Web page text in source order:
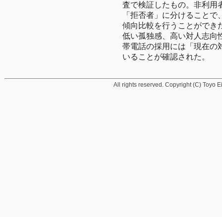
査で検証したもの。非利用
「拒否者」に分けること
傾向比較を行うことができ
低い孤独感、高い対人志向
帯電話の採用には「現在の
いることが確認された。